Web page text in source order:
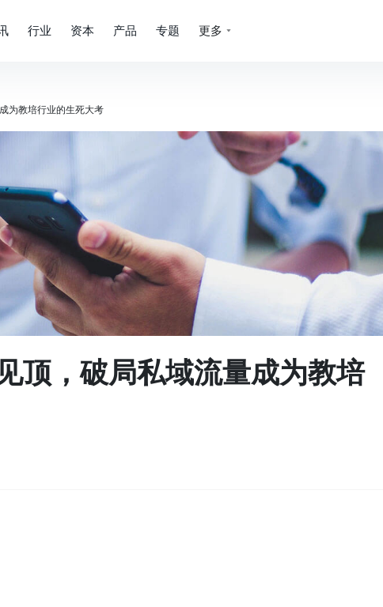
行业 资本 产品 专题 更多
为教培行业的生死大考
顶，破局私域流量成为教培